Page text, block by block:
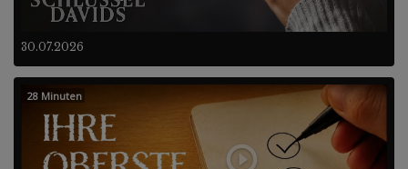
30.07.2026
28 Minuten